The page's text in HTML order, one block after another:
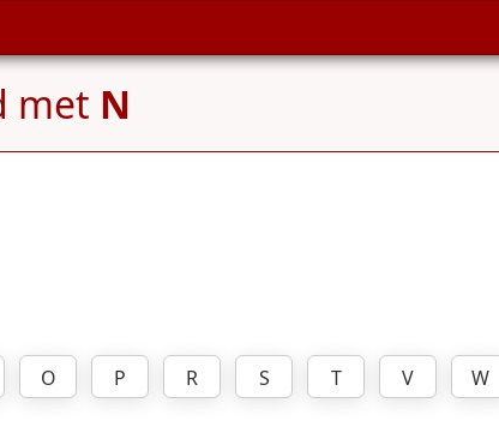
met N
O P R S T V
W